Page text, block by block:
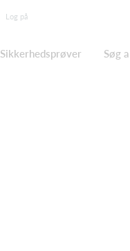
Log på
Sikkerhedsprøver Søg